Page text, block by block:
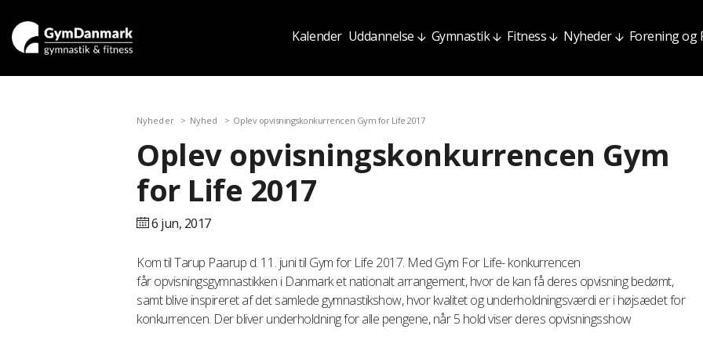
Kalender Uddannelse Gymnastik Fitness Nyheder Forening og
Nyheder Nyhed Oplev opvisningskonkurrencen Gym for Life 2017
Oplev opvisningskonkurrencen Gym
for Life 2017
6 jun, 2017
Kom til Tarup Paarup d. 11. juni til Gym for Life 2017. Med Gym For Life- konkurrencen
får opvisningsgymnastikken i Danmark et nationalt arrangement, hvor de kan få deres opvisning bedømt,
samt blive inspireret af det samlede gymnastikshow, hvor kvalitet og underholdningsværdi er i højsædet for
konkurrencen. Der bliver underholdning for alle pengene, når 5 hold viser deres opvisningsshow